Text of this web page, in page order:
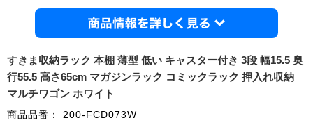
すきま収納ラック 本棚 薄型 低い キャスター付き 3段 幅15.5 奥
行55.5 高さ65cm マガジンラック コミックラック 押入れ収納
マルチワゴン ホワイト
商品品番： 200-FCD073W